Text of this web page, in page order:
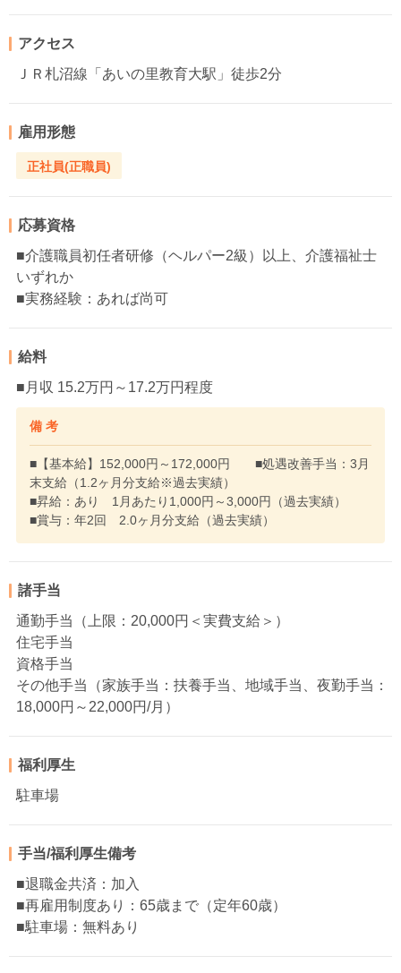
アクセス
ＪＲ札沼線「あいの里教育大駅」徒歩2分
雇用形態
正社員(正職員)
応募資格
■介護職員初任者研修（ヘルパー2級）以上、介護福祉士
いずれか
■実務経験：あれば尚可
給料
■月収 15.2万円～17.2万円程度
備 考
■【基本給】152,000円～172,000円 ■処遇改善手当：3月
末支給（1.2ヶ月分支給※過去実績）
■昇給：あり 1月あたり1,000円～3,000円（過去実績）
■賞与：年2回 2.0ヶ月分支給（過去実績）
諸手当
通勤手当（上限：20,000円＜実費支給＞）
住宅手当
資格手当
その他手当（家族手当：扶養手当、地域手当、夜勤手当：
18,000円～22,000円/月）
福利厚生
駐車場
手当/福利厚生備考
■退職金共済：加入
■再雇用制度あり：65歳まで（定年60歳）
■駐車場：無料あり